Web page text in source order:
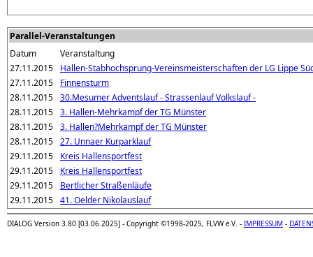
Parallel-Veranstaltungen
Datum
Veranstaltung
27.11.2015
Hallen-Stabhochsprung-Vereinsmeisterschaften der LG Lippe
27.11.2015
Finnensturm
28.11.2015 30.Mesumer Adventslauf - Strassenlauf Volkslauf -
28.11.2015 3. Hallen-Mehrkampf der TG Münster
28.11.2015 3. Hallen?Mehrkampf der TG Münster
28.11.2015 27. Unnaer Kurparklauf
29.11.2015
Kreis Hallensportfest
29.11.2015
Kreis Hallensportfest
29.11.2015
Bertlicher Straßenläufe
29.11.2015 41. Oelder Nikolauslauf
DIALOG Version 3.80 [03.06.2025] - Copyright ©1998-2025, FLVW e.V. - IMPRESSUM -